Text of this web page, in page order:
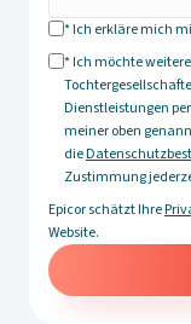
* Ich erkläre mich
* Ich möchte
Dienstleistungen
meiner oben
die
Zustimmung
Epicor schätzt Ihre
Website.